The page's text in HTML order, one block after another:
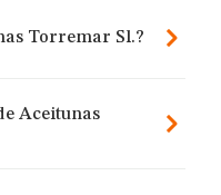
Torremar Sl.?
Aceitunas